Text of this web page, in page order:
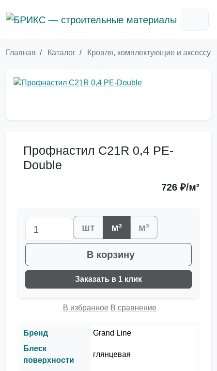
Главная Каталог Кровля, комплектующие и
Профнастил С21R 0,4 PE-
Double
726 ₽/м²
шт м² м³
В корзину
Заказать в 1 клик
В избранное В сравнение
Бренд
Grand Line
Блеск
поверхности
глянцевая